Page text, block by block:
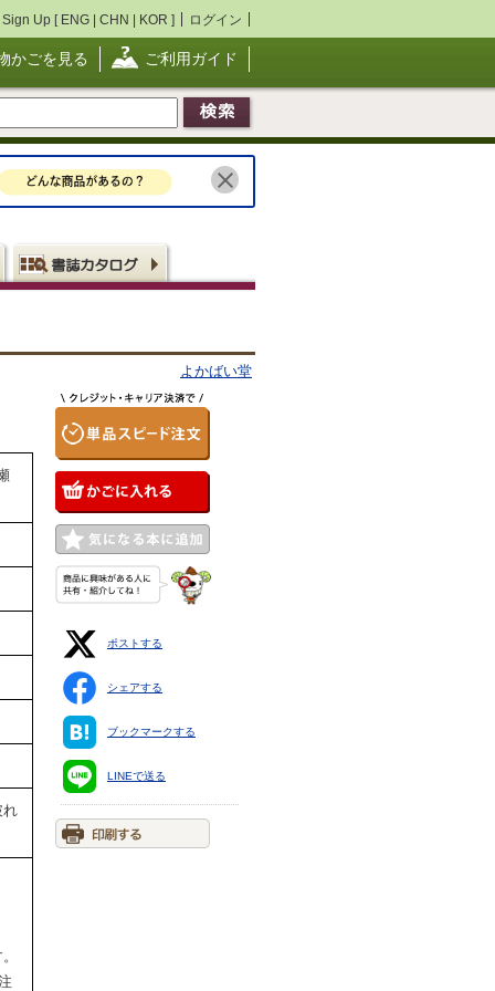
Sign Up [ ENG | CHN | KOR ] ログイン
かごを見る ご利用ガイド
よかばい堂
れ
ポストする
シェアする
ブックマークする
LINEで送る